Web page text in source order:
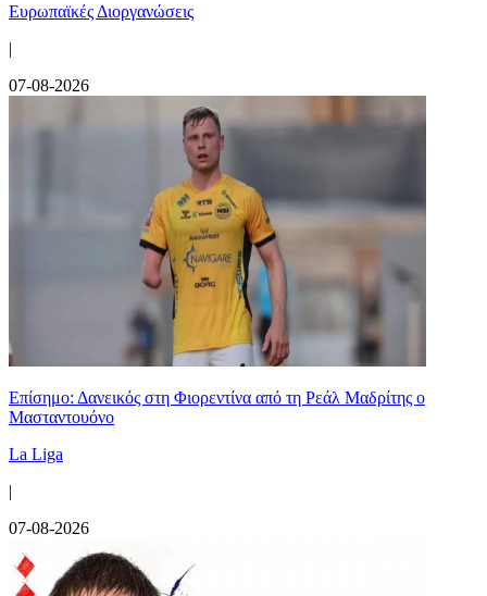
Ευρωπαϊκές Διοργανώσεις
|
07-08-2026
Επίσημο: Δανεικός στη Φιορεντίνα από τη Ρεάλ Μαδρίτης ο
Μασταντουόνο
La Liga
|
07-08-2026